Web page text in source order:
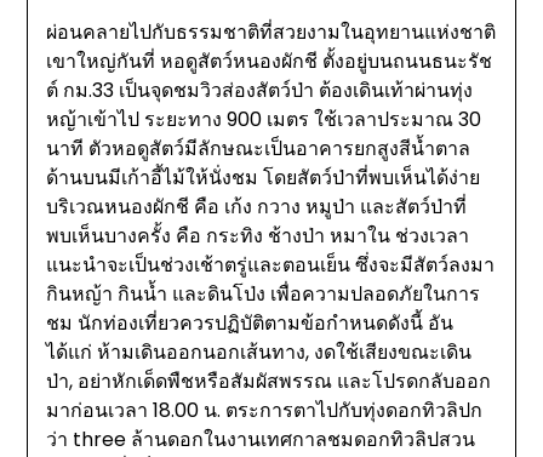
ผ่อนคลายไปกับธรรมชาติที่สวยงามในอุทยานแห่งชาติ
เขาใหญ่กันที่ หอดูสัตว์หนองผักชี ตั้งอยู่บนถนนธนะรัช
ต์ กม.33 เป็นจุดชมวิวส่องสัตว์ป่า ต้องเดินเท้าผ่านทุ่ง
หญ้าเข้าไป ระยะทาง 900 เมตร ใช้เวลาประมาณ 30
นาที ตัวหอดูสัตว์มีลักษณะเป็นอาคารยกสูงสีน้ำตาล
ด้านบนมีเก้าอี้ไม้ให้นั่งชม โดยสัตว์ป่าที่พบเห็นได้ง่าย
บริเวณหนองผักชี คือ เก้ง กวาง หมูป่า และสัตว์ป่าที่
พบเห็นบางครั้ง คือ กระทิง ช้างป่า หมาใน ช่วงเวลา
แนะนำจะเป็นช่วงเช้าตรู่และตอนเย็น ซึ่งจะมีสัตว์ลงมา
กินหญ้า กินน้ำ และดินโป่ง เพื่อความปลอดภัยในการ
ชม นักท่องเที่ยวควรปฏิบัติตามข้อกำหนดดังนี้ อัน
ได้แก่ ห้ามเดินออกนอกเส้นทาง, งดใช้เสียงขณะเดิน
ป่า, อย่าหักเด็ดพืชหรือสัมผัสพรรณ และโปรดกลับออก
มาก่อนเวลา 18.00 น. ตระการตาไปกับทุ่งดอกทิวลิปก
ว่า three ล้านดอกในงานเทศกาลชมดอกทิวลิปสวน